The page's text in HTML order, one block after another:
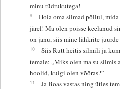
minu tüdrukutega!
9
Hoia oma silmad põllul,
järel! Ma olen poisse keelanud
on janu, siis mine lähkrite
10
Siis Rutt heitis silmili ja
temale: „Miks olen ma su silmis
hoolid, kuigi olen võõras?”
11
Ja Boas vastas ning ütles